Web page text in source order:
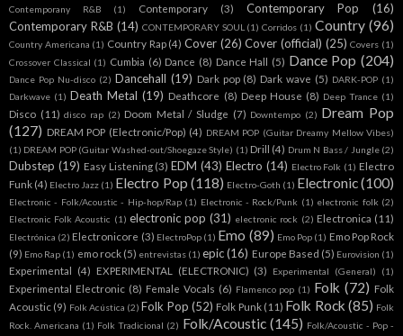
Contemporany R&B (1) Contemporary (3) Contemporary Pop
(16)
Contemporary R&B (14) CONTEMPORARY SOUL (1) Corridos (1) Country (96)
Country Americana (1) Country Rap (4) Cover (26) Cover (official) (25) Covers (1)
Crossover Classical (1) Cumbia (6) Dance (8) Dance Hall (5) Dance Pop (204)
Dance Pop Nu-disco (2) Dancehall (19) Dark pop (8) Dark wave (5) DARK-POP (1)
Darkwave (1) Death Metal (19) Deathcore (8) Deep House (8) Deep Trance (1)
Disco (11) disco rap (2) Doom Metal / Sludge (7) Downtempo (2) Dream Pop
(127) DREAM POP (Electronic/Pop) (4) DREAM POP (Guitar Dreamy Mellow Vibes)
(1) DREAM POP (Guitar Washed-out/Shoegaze Style) (1) Drill (4) Drum N Bass / Jungle (2)
Dubstep (19) Easy Listening (3) EDM (43) Electro (14) Electro Folk (1) Electro
Funk (4) Electro Jazz (1) Electro Pop (118) Electro-Goth (1) Electronic(100)
Electronic - Folk/Acoustic - Hip-hop/Rap (1) Electronic - Rock/Punk (1) electronic folk (2)
Electronic Folk Acoustic (1) electronic pop (31) electronic rock (2) Electronica (11)
Electrónica (2) Electronicore (3) ElectroPop (1) Emo (89) Emo Pop (1) Emo Pop Rock
(9) Emo Rap (1) emo rock (5) entrevistas (1) epic (16) Europe Based (5) Eurovision (1)
Experimental (4) EXPERIMENTAL (ELECTRONIC) (3) Experimental (General) (1)
Experimental Electronic (8) Female Vocals (6) Flamenco pop (1) Folk (72) Folk
Acoustic (9) Folk Acústica (2) Folk Pop (52) Folk Punk (11) Folk Rock (85) Folk
Rock. Americana (1) Folk Tradicional (2) Folk/Acoustic (145) Folk/Acoustic - Pop -